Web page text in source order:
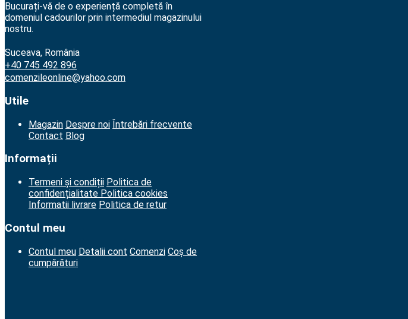
Bucurați-vă de o experiență completă în
domeniul cadourilor prin intermediul magazinului
nostru.
Suceava, România
+40 745 492 896
comenzileonline@yahoo.com
Utile
Magazin Despre noi Întrebări frecvente
Contact Blog
Informații
Termeni și condiții Politica de
confidențialitate Politica cookies
Informatii livrare Politica de retur
Contul meu
Contul meu Detalii cont Comenzi Coș de
cumpărături